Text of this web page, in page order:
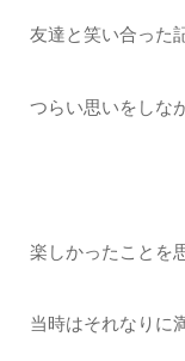
友達と笑い合った
つらい思いをしな
楽しかったことを
当時はそれなりに